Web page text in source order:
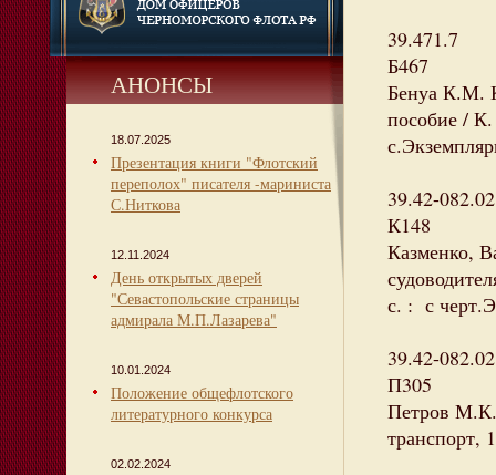
АНОНСЫ
18.07.2025
Презентация книги "Флотский
переполох" писателя -мариниста
С.Ниткова
12.11.2024
День открытых дверей
"Севастопольские страницы
адмирала М.П.Лазарева"
10.01.2024
Положение общефлотского
литературного конкурса
02.02.2024
39.471.7
Б467
Бенуа К.М.
пособие /
39.42-082.02
К148
Казменко,
с. : с
39.42-082.02
П305
Петров
транспорт,